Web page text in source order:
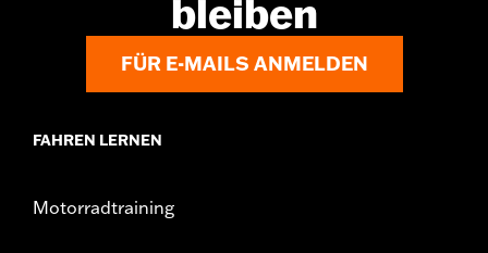
bleiben
FÜR E-MAILS ANMELDEN
FAHREN LERNEN
Motorradtraining